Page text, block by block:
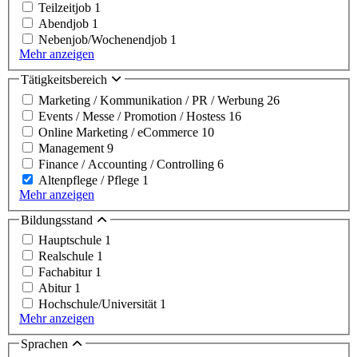
Teilzeitjob 1
Abendjob 1
Nebenjob/Wochenendjob 1
Mehr anzeigen
Tätigkeitsbereich
Marketing / Kommunikation / PR / Werbung 26
Events / Messe / Promotion / Hostess 16
Online Marketing / eCommerce 10
Management 9
Finance / Accounting / Controlling 6
Altenpflege / Pflege 1
Mehr anzeigen
Bildungsstand
Hauptschule 1
Realschule 1
Fachabitur 1
Abitur 1
Hochschule/Universität 1
Mehr anzeigen
Sprachen